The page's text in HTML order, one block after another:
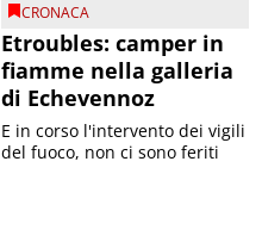
CRONACA
Etroubles: camper in
fiamme nella galleria
di Echevennoz
E in corso l'intervento dei vigili
del fuoco, non ci sono feriti